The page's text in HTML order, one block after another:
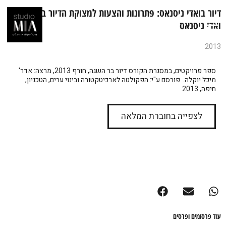
דיור בואדי ניסנאס: פתרונות והצעות למצוקת הדיור בשכונת
ואדי ניסנאס
2013
ספר פרויקטים, במסגרת הקורס דיור בר השגה, חורף 2013, מרצה: אדר'
מיכל יוקלה. פורסם ע"י: הפקולטה לארכיטקטורה ובינוי ערים, הטכניון,
חיפה, 2013
לצפייה בחוברת המלאה
עוד פרסומים ופרסים